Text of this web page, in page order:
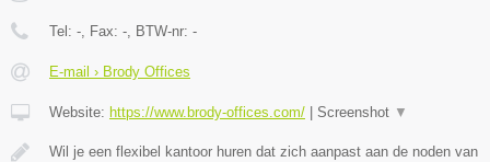
Tel: -, Fax: -, BTW-nr: -
E-mail › Brody Offices
Website: https://www.brody-offices.com/ Screenshot ▼
Wil je een flexibel kantoor huren dat zich aanpast aan de noden van